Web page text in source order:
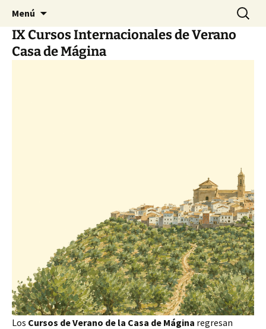
contenido
Forum
Reunión Internacional de Investigación de la
Fundación Index
Menú Buscar:
IX Cursos Internacionales de Verano
Casa de Mágina
Los Cursos de Verano de la Casa de Mágina regresan